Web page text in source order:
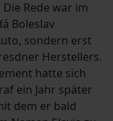
Rede war im
Boleslav
sondern erst
Herstellers.
hatte sich
ein Jahr später
dem er bald